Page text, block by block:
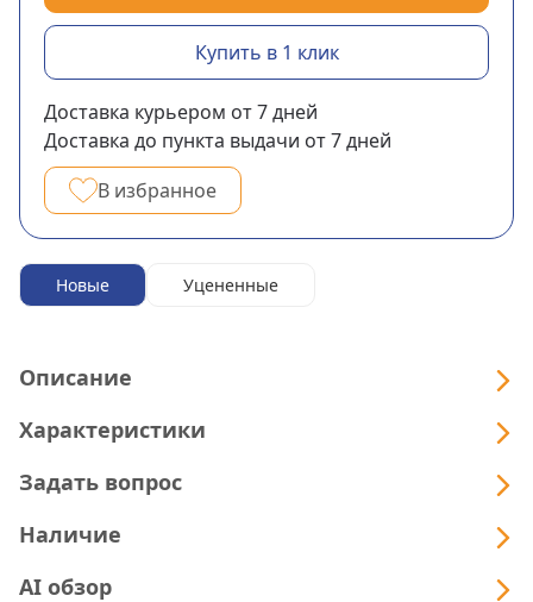
Купить в 1 клик
Доставка курьером от 7дней
Доставка до пункта выдачи от 7дней
В избранное
Новые Уцененные
Описание
Характеристики
Задать вопрос
Наличие
AI обзор